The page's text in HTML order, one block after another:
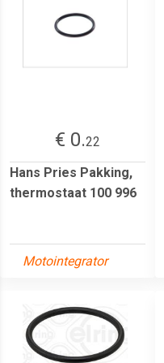
€ 0.22
Hans Pries Pakking,
thermostaat 100 996
Motointegrator